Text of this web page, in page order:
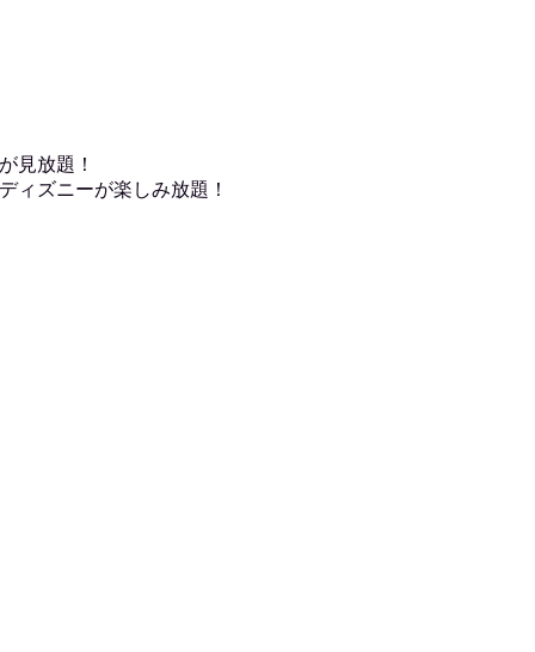
見放題！
ィズニーが楽しみ放題！